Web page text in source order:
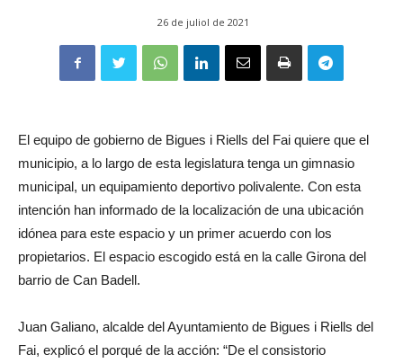
26 de juliol de 2021
El equipo de gobierno de Bigues i Riells del Fai quiere que el
municipio, a lo largo de esta legislatura tenga un gimnasio
municipal, un equipamiento deportivo polivalente. Con esta
intención han informado de la localización de una ubicación
idónea para este espacio y un primer acuerdo con los
propietarios. El espacio escogido está en la calle Girona del
barrio de Can Badell.
Juan Galiano, alcalde del Ayuntamiento de Bigues i Riells del
Fai, explicó el porqué de la acción: “De el consistorio